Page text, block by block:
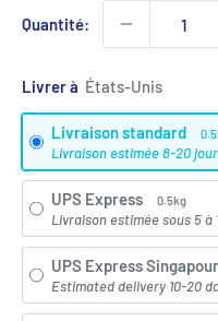
Quantité:
Livrer à
Livraison standard
Livraison estimée 8-20
UPS Express 0.5kg
Livraison estimée sous 5 à
UPS Express Singapour
Estimated delivery 10-20